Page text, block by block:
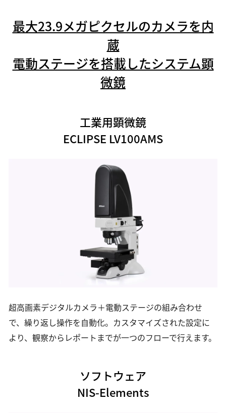
最大23.9メガピクセルのカメラを内
蔵
電動ステージを搭載したシステム顕
微鏡
工業用顕微鏡
ECLIPSE LV100AMS
超高画素デジタルカメラ＋電動ステージの組み合わせ
で、繰り返し操作を自動化。カスタマイズされた設定に
より、観察からレポートまでが一つのフローで行えます。
ソフトウェア
NIS-Elements